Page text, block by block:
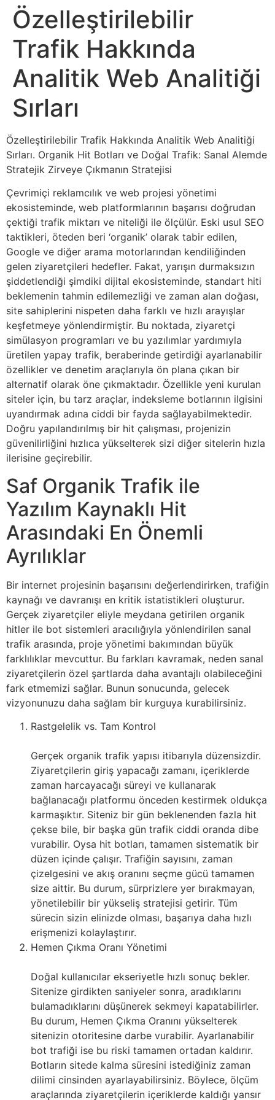
Özelleştirilebilir
Trafik Hakkında
Analitik Web Analitiği
Sırları
Özelleştirilebilir Trafik Hakkında Analitik Web Analitiği
Sırları. Organik Hit Botları ve Doğal Trafik: Sanal Alemde
Stratejik Zirveye Çıkmanın Stratejisi
Çevrimiçi reklamcılık ve web projesi yönetimi
ekosisteminde, web platformlarının başarısı doğrudan
çektiği trafik miktarı ve niteliği ile ölçülür. Eski usul SEO
taktikleri, öteden beri ‘organik’ olarak tabir edilen,
Google ve diğer arama motorlarından kendiliğinden
gelen ziyaretçileri hedefler. Fakat, yarışın durmaksızın
şiddetlendiği şimdiki dijital ekosisteminde, standart hiti
beklemenin tahmin edilemezliği ve zaman alan doğası,
site sahiplerini nispeten daha farklı ve hızlı arayışlar
keşfetmeye yönlendirmiştir. Bu noktada, ziyaretçi
simülasyon programları ve bu yazılımlar yardımıyla
üretilen yapay trafik, beraberinde getirdiği ayarlanabilir
özellikler ve denetim araçlarıyla ön plana çıkan bir
alternatif olarak öne çıkmaktadır. Özellikle yeni kurulan
siteler için, bu tarz araçlar, indeksleme botlarının ilgisini
uyandırmak adına ciddi bir fayda sağlayabilmektedir.
Doğru yapılandırılmış bir hit çalışması, projenizin
güvenilirliğini hızlıca yükselterek sizi diğer sitelerin hızla
ilerisine geçirebilir.
Saf Organik Trafik ile
Yazılım Kaynaklı Hit
Arasındaki En Önemli
Ayrılıklar
Bir internet projesinin başarısını değerlendirirken, trafiğin
kaynağı ve davranışı en kritik istatistikleri oluşturur.
Gerçek ziyaretçiler eliyle meydana getirilen organik
hitler ile bot sistemleri aracılığıyla yönlendirilen sanal
trafik arasında, proje yönetimi bakımından büyük
farklılıklar mevcuttur. Bu farkları kavramak, neden sanal
ziyaretçilerin özel şartlarda daha avantajlı olabileceğini
fark etmemizi sağlar. Bunun sonucunda, gelecek
vizyonunuzu daha sağlam bir kurguya kurabilirsiniz.
Rastgelelik vs. Tam Kontrol
Gerçek organik trafik yapısı itibarıyla düzensizdir.
Ziyaretçilerin giriş yapacağı zamanı, içeriklerde
zaman harcayacağı süreyi ve kullanarak
bağlanacağı platformu önceden kestirmek oldukça
karmaşıktır. Siteniz bir gün beklenenden fazla hit
çekse bile, bir başka gün trafik ciddi oranda dibe
vurabilir. Oysa hit botları, tamamen sistematik bir
düzen içinde çalışır. Trafiğin sayısını, zaman
çizelgesini ve akış oranını seçme gücü tamamen
size aittir. Bu durum, sürprizlere yer bırakmayan,
yönetilebilir bir yükseliş stratejisi getirir. Tüm
sürecin sizin elinizde olması, başarıya daha hızlı
erişmenizi kolaylaştırır.
Hemen Çıkma Oranı Yönetimi
Doğal kullanıcılar ekseriyetle hızlı sonuç bekler.
Sitenize girdikten saniyeler sonra, aradıklarını
bulamadıklarını düşünerek sekmeyi kapatabilirler.
Bu durum, Hemen Çıkma Oranını yükselterek
sitenizin otoritesine darbe vurabilir. Ayarlanabilir
bot trafiği ise bu riski tamamen ortadan kaldırır.
Botların sitede kalma süresini istediğiniz zaman
dilimi cinsinden ayarlayabilirsiniz. Böylece, ölçüm
araçlarında ziyaretçilerin içeriklerde kaldığı yansır